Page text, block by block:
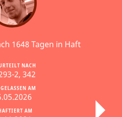
1648 Tagen in Haft
AM
AM
NACH
2, 342